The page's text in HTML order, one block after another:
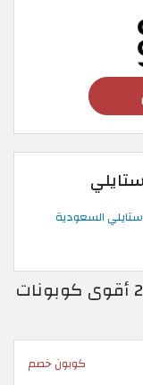
السعودية
المزيد من كود خصم ستايلي 2026 أقوى كوبونات
كوبون خصم